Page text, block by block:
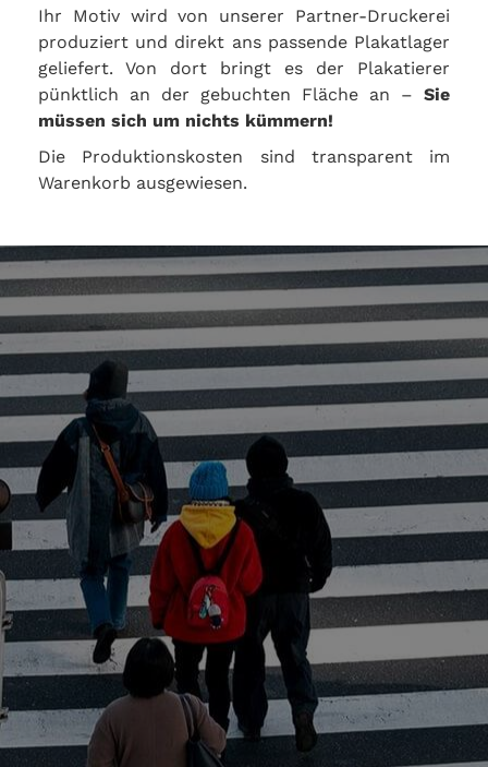
Ihr Motiv wird von unserer Partner-Druckerei
produziert und direkt ans passende Plakatlager
geliefert. Von dort bringt es der Plakatierer
pünktlich an der gebuchten Fläche an – Sie
müssen sich um nichts kümmern!
Die Produktionskosten sind transparent im
Warenkorb ausgewiesen.